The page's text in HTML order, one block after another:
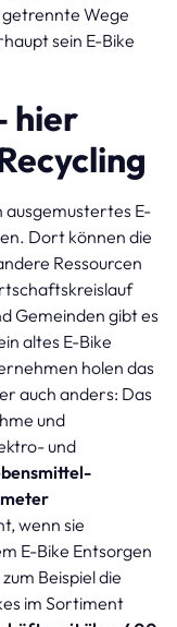
getrennte Wege
sein E-Bike
hier
ausgemustertes E-
Dort können die
Ressourcen
Gemeinden gibt es
altes E-Bike
holen das
auch anders: Das
und
und
wenn sie
E-Bike Entsorgen
Beispiel die
im Sortiment